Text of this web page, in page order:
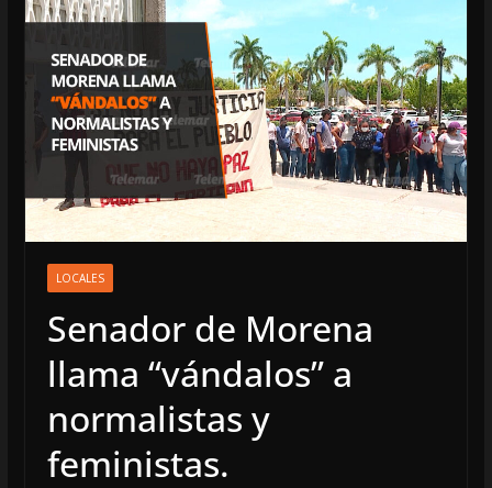
LOCALES
Senador de Morena
llama “vándalos” a
normalistas y
feministas.